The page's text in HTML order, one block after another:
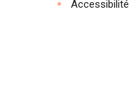
Accessibilité